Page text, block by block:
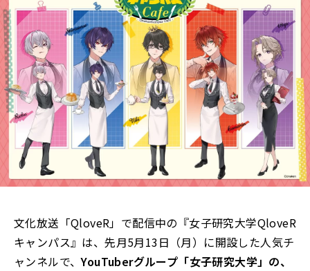
文化放送「QloveR」で配信中の『女子研究大学QloveR
キャンパス』は、先月5月13日（月）に開設した人気チ
ャンネルで、YouTuberグループ「女子研究大学」の、